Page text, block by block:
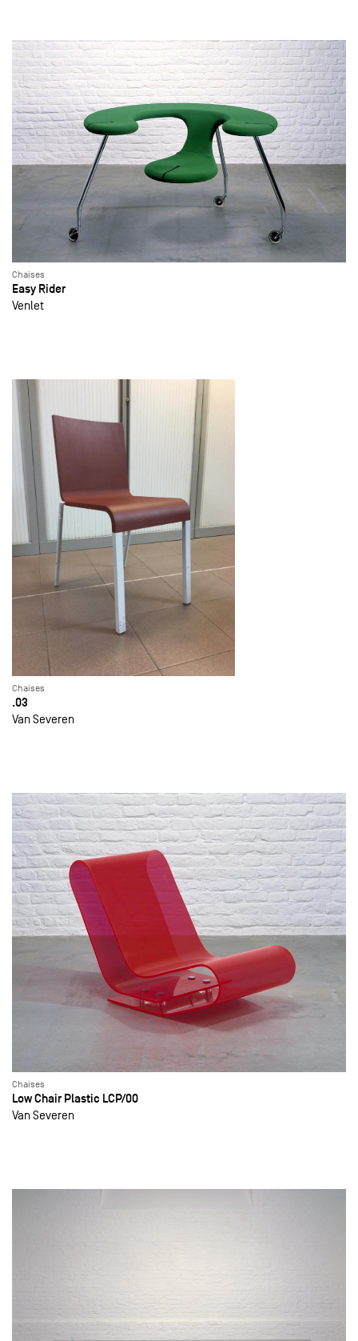
Chaises
Easy Rider
Venlet
Chaises
.03
Van Severen
Chaises
Low Chair Plastic LCP/00
Van Severen